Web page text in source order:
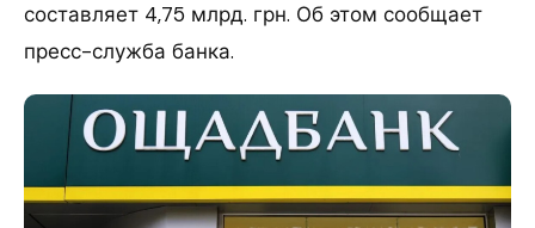
составляет 4,75 млрд. грн. Об этом сообщает
пресс-служба банка.